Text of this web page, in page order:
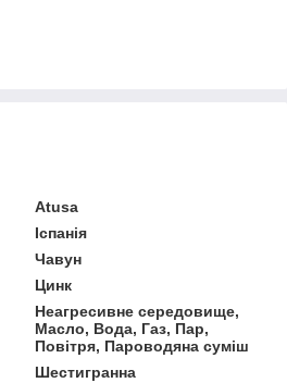
Atusa
Іспанія
Чавун
Цинк
Неагресивне середовище,
Масло, Вода, Газ, Пар,
Повітря, Пароводяна суміш
Шестигранна